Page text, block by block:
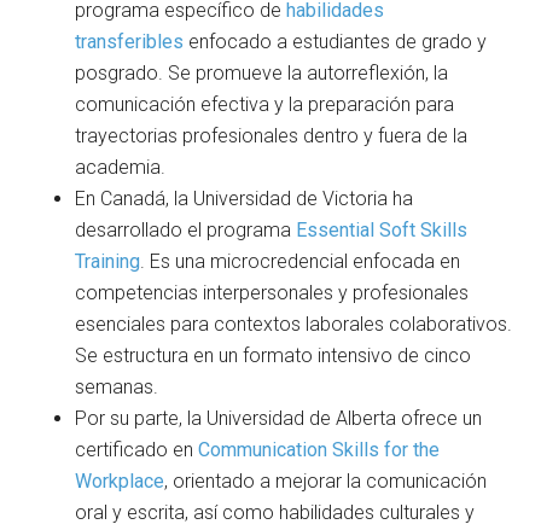
programa específico dehabilidades
transferibles enfocado a estudiantes de grado y
posgrado. Se promueve la autorreflexión, la
comunicación efectiva y la preparación para
trayectorias profesionales dentro y fuera de la
academia.
En Canadá, la Universidad de Victoria ha
desarrollado el programa Essential Soft Skills
Training . Es una microcredencial enfocada en
competencias interpersonales y profesionales
esenciales para contextos laborales colaborativos.
Se estructura en un formato intensivo de cinco
semanas.
Por su parte, la Universidad de Alberta ofrece un
certificado enCommunication Skills for the
Workplace, orientado a mejorar la comunicación
oral y escrita, así como habilidades culturales y